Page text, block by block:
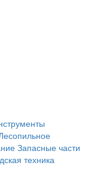
Запасные части
техника